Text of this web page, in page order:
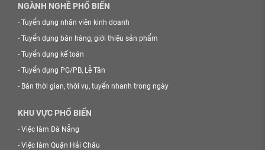
NGÀNH NGHỀ PHỔ BIẾN
- Tuyển dụng nhân viên kinh doanh
- Tuyển dụng bán hàng, giới thiệu sản phẩm
- Tuyển dụng kế toán
- Tuyển dụng PG/PB, Lễ Tân
- Bán thời gian, thời vụ, tuyển nhanh trong ngày
KHU VỰC PHỔ BIẾN
- Việc làm Đà Nẵng
- Việc làm Quận Hải Châu